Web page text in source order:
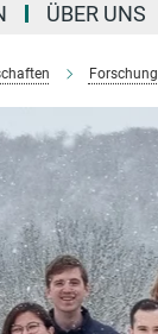
ÜBER UNS
Forschung